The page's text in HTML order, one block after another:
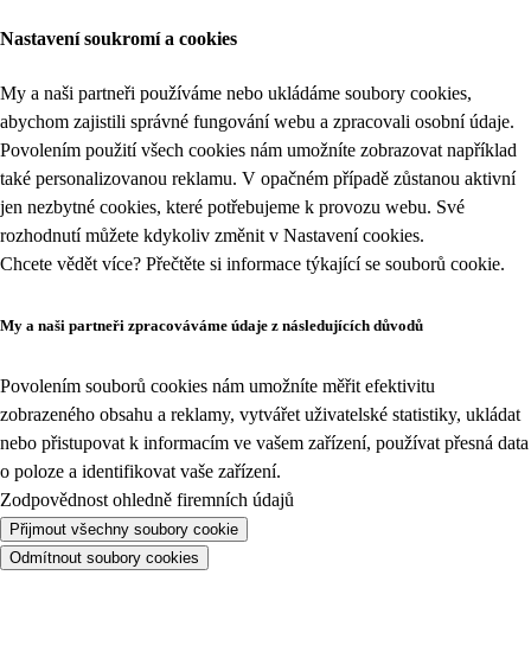
Nastavení soukromí a cookies
My a naši partneři používáme nebo ukládáme soubory cookies,
abychom zajistili správné fungování webu a zpracovali osobní údaje.
Povolením použití všech cookies nám umožníte zobrazovat například
také personalizovanou reklamu. V opačném případě zůstanou aktivní
jen nezbytné cookies, které potřebujeme k provozu webu. Své
rozhodnutí můžete kdykoliv změnit v Nastavení cookies.
Chcete vědět více? Přečtěte si informace týkající se souborů cookie.
My a naši partneři zpracováváme údaje z následujících důvodů
Povolením souborů cookies nám umožníte měřit efektivitu
zobrazeného obsahu a reklamy, vytvářet uživatelské statistiky, ukládat
nebo přistupovat k informacím ve vašem zařízení, používat přesná data
o poloze a identifikovat vaše zařízení.
Zodpovědnost ohledně firemních údajů
Přijmout všechny soubory cookie
Odmítnout soubory cookies